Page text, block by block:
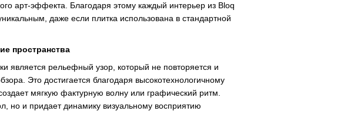
арт-эффекта. Благодаря этому каждый интерьер из Bloq
даже если плитка использована в стандартной
пространства
является рельефный узор, который не повторяется и
Это достигается благодаря высокотехнологичному
мягкую фактурную волну или графический ритм.
но и придает динамику визуальному восприятию